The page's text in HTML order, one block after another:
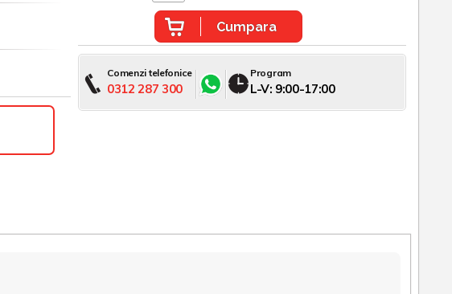
Cumpara
Comenzi telefonice
0312 287 300
Program
L-V: 9:00-17:00